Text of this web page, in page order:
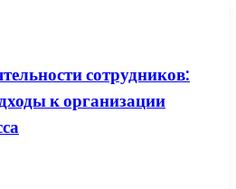
сотрудников:
к организации